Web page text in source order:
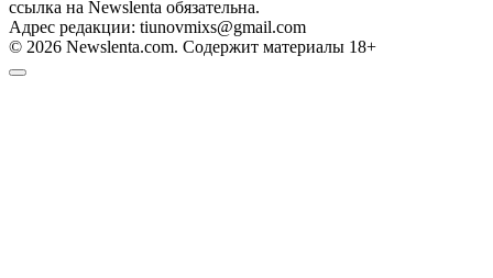
ссылка на Newslenta обязательна.
Адрес редакции: tiunovmixs@gmail.com
© 2026 Newslenta.com. Содержит материалы 18+